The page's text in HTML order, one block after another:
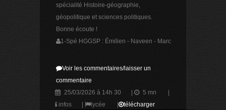
spécialité Histoire-géographie,
géopolitique et sciences politiques.
Bonne écoute !
1-Spé HGGSP : Émilien - Naveen - Marc
Voir les commentaires/laisser un
commentaire
25/03/2026 à 14h 30
5 mn
infos
lycée télécharger